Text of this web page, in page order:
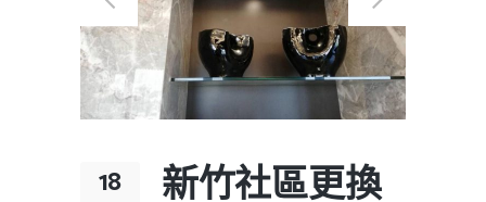
18
新竹社區更換